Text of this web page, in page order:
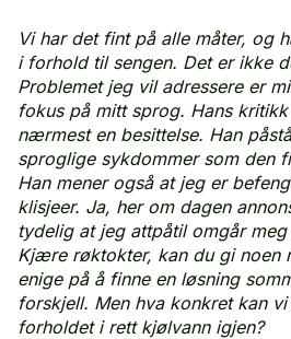
Rune Wikstøl
Vi har det fint på alle måter, og
i forhold til sengen. Det er ikke
Problemet jeg vil adressere er
fokus på mitt sprog. Hans
nærmest en besittelse. Han
sproglige sykdommer som den
Han mener også at jeg er
klisjeer. Ja, her om dagen
tydelig at jeg attpåtil omgår
Kjære røktokter, kan du gi noen
enige på å finne en løsning
forskjell. Men hva konkret kan
forholdet i rett kjølvann igjen?